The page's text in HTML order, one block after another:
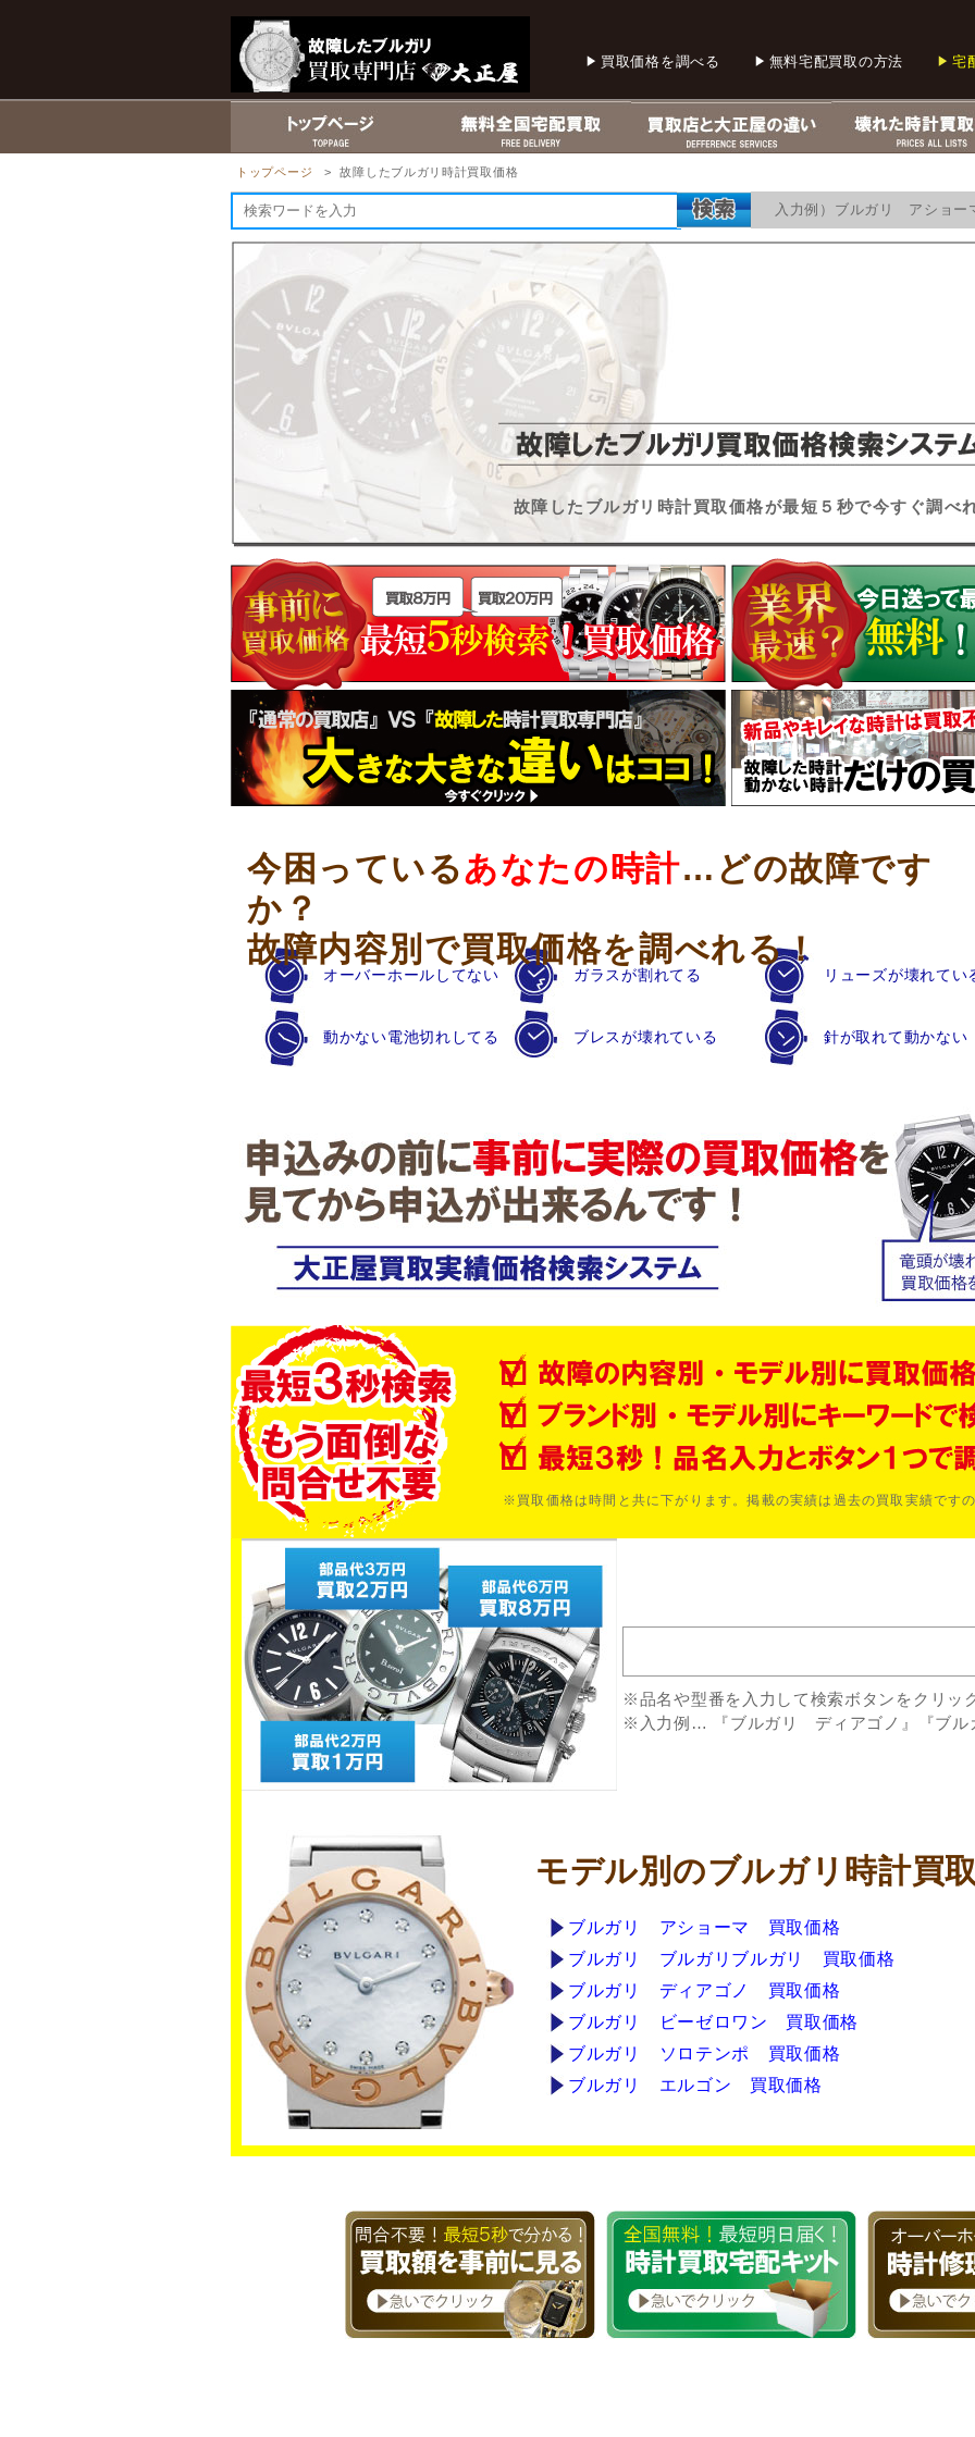
買取価格を調べる 無料宅配買取の方法 宅
トップページ > 故障したブルガリ時計買取価格
入力例）ブルガリ アシ
故障したブルガリ時計買取価格が最短５秒で今すぐ調べ
今困っているあなたの時計…どの故障です
か？
故障内容別で買取価格を調べれる！
オーバーホールしてない ガラスが割れてる リューズが壊れてい
動かない電池切れしてる ブレスが壊れている 針が取れて動かない
※買取価格は時間と共に下がります。掲載の実績は過去の買取実績です
※品名や型番を入力して検索ボタンをクリッ
※入力例… 『ブルガリ ディアゴノ』『ブ
モデル別のブルガリ時計買
ブルガリ アショーマ 買取価格
ブルガリ ブルガリブルガリ 買取価格
ブルガリ ディアゴノ 買取価格
ブルガリ ビーゼロワン 買取価格
ブルガリ ソロテンポ 買取価格
ブルガリ エルゴン 買取価格